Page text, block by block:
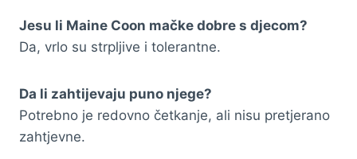
Jesu li Maine Coon mačke dobre s djecom?
Da, vrlo su strpljive i tolerantne.
Da li zahtijevaju puno njege?
Potrebno je redovno četkanje, ali nisu pretjerano
zahtjevne.